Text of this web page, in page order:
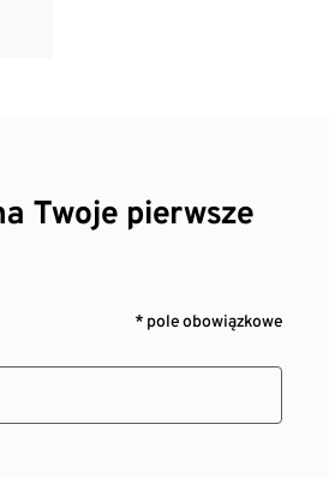
Twoje pierwsze
* pole obowiązkowe